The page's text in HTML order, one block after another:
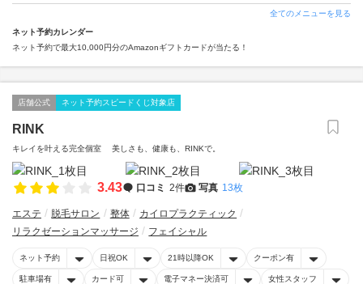
全てのメニューを見る
ネット予約カレンダー
ネット予約で最大10,000円分のAmazonギフトカードが当たる！
店舗公式 ネット予約スピードくじ対象店
RINK
キレイを叶える完全個室 美しさも、健康も、RINKで。
3.43 口コミ 2件 写真 13枚
エステ 脱毛サロン 整体
カイロプラクティック
リラクゼーションマッサージ
フェイシャル
ネット予約 日祝OK 21時以降OK クーポン有
駐車場有 カード可 電子マネー決済可 女性スタッフ